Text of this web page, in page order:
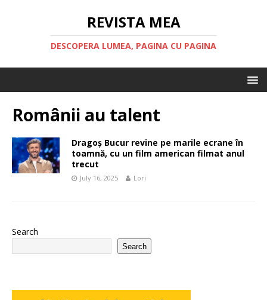
REVISTA MEA
DESCOPERA LUMEA, PAGINA CU PAGINA
Românii au talent
Dragoș Bucur revine pe marile ecrane în
toamnă, cu un film american filmat anul
trecut
July 16, 2025 Lori
Search
Search